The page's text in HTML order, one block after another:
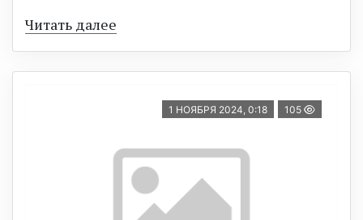
Читать далее
1 НОЯБРЯ 2024, 0:18 105